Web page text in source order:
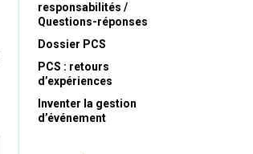
responsabilités /
Questions-réponses
Dossier PCS
PCS : retours
d’expériences
Inventer la gestion
d’événement